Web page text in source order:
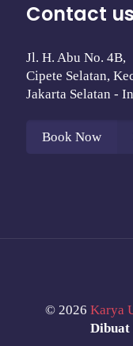
Contact us
Jl. H. Abu No. 4B,
Cipete Selatan,
Jakarta Selatan -
Book Now
© 2026 Karya
Dibuat